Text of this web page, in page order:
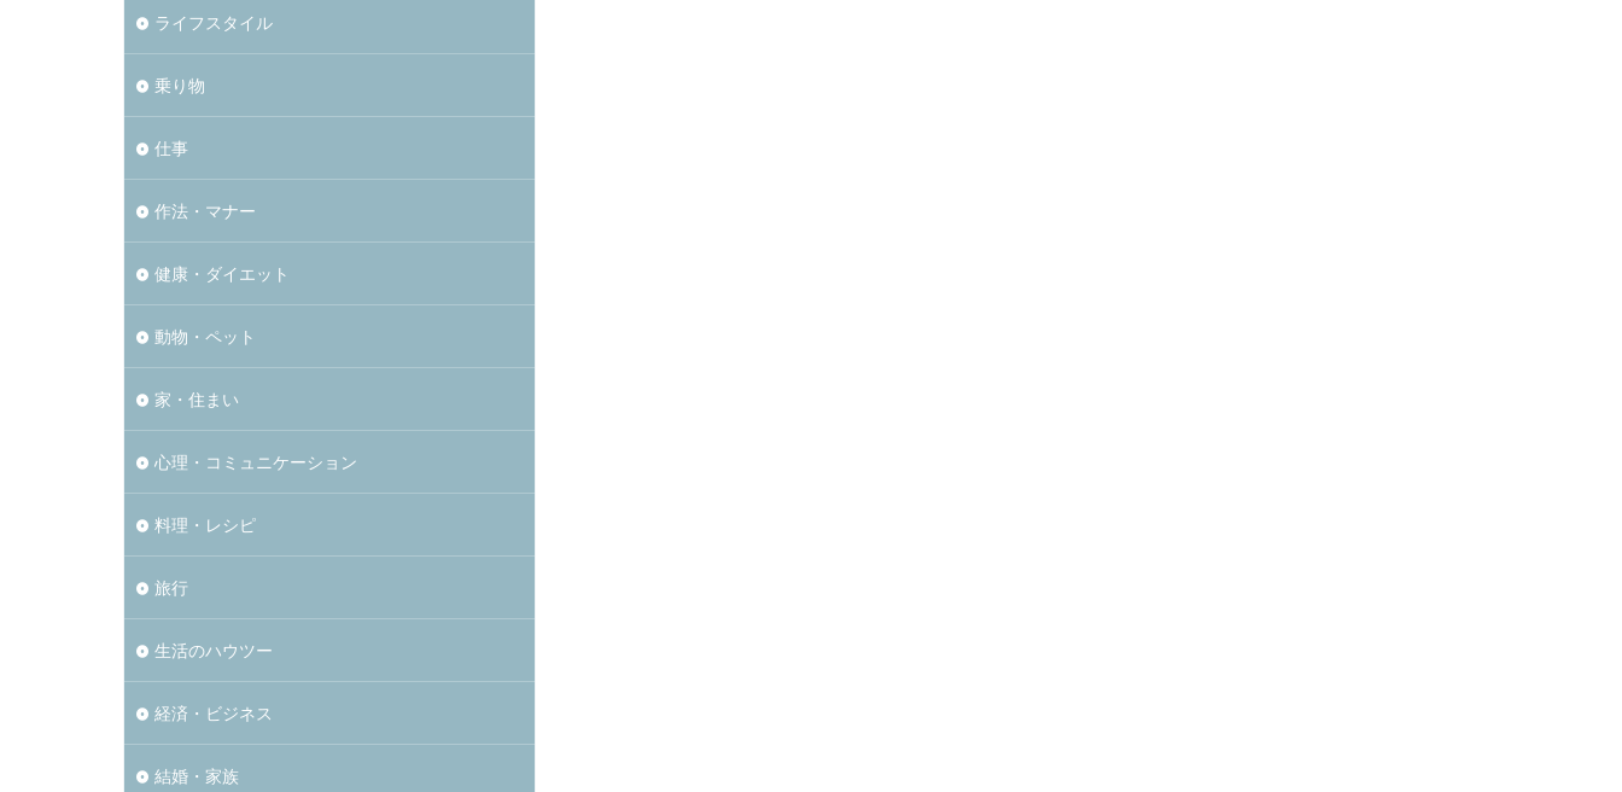
ライフスタイル
乗り物
仕事
作法・マナー
健康・ダイエット
動物・ペット
家・住まい
心理・コミュニケーション
料理・レシピ
旅行
生活のハウツー
経済・ビジネス
結婚・家族